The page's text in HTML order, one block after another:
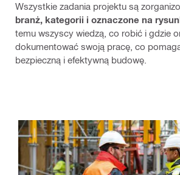
Wszystkie zadania projektu są
branż, kategorii i oznaczone na
temu wszyscy wiedzą, co robić i gdzie
dokumentować swoją pracę, co
bezpieczną i efektywną budowę.